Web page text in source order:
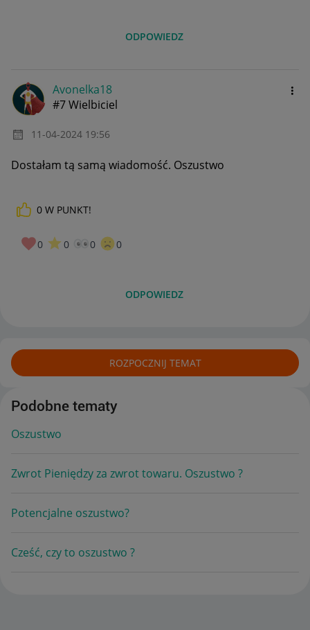
ODPOWIEDZ
Avonelka18
#7 Wielbiciel
‎11-04-2024 19:56
Dostałam tą samą wiadomość. Oszustwo
0 W PUNKT!
0 0 0 0
ODPOWIEDZ
ROZPOCZNIJ TEMAT
Podobne tematy
Oszustwo
Zwrot Pieniędzy za zwrot towaru. Oszustwo ?
Potencjalne oszustwo?
Cześć, czy to oszustwo ?